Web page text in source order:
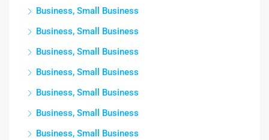
Business, Small Business
Business, Small Business
Business, Small Business
Business, Small Business
Business, Small Business
Business, Small Business
Business, Small Business